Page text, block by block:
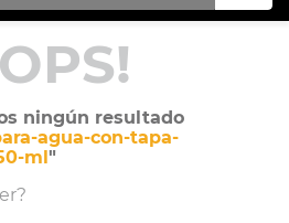
ningún resultado
agua-con-tapa-
ml "
ALUMINIO ANTIADHERENTE 32 PIEZAS
EKCO 32 PIEZAS ALUMINIO